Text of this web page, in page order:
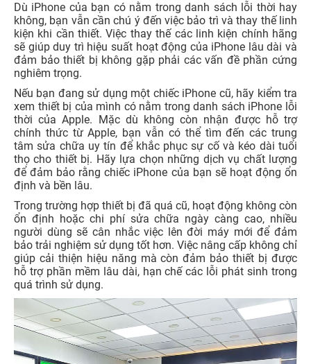
Dù iPhone của bạn có nằm trong danh sách lỗi thời hay
không, bạn vẫn cần chú ý đến việc bảo trì và thay thế linh
kiện khi cần thiết. Việc thay thế các linh kiện chính hãng
sẽ giúp duy trì hiệu suất hoạt động của iPhone lâu dài và
đảm bảo thiết bị không gặp phải các vấn đề phần cứng
nghiêm trọng.
Nếu bạn đang sử dụng một chiếc iPhone cũ, hãy kiểm tra
xem thiết bị của mình có nằm trong danh sách iPhone lỗi
thời của Apple. Mặc dù không còn nhận được hỗ trợ
chính thức từ Apple, bạn vẫn có thể tìm đến các trung
tâm sửa chữa uy tín để khắc phục sự cố và kéo dài tuổi
thọ cho thiết bị. Hãy lựa chọn những dịch vụ chất lượng
để đảm bảo rằng chiếc iPhone của bạn sẽ hoạt động ổn
định và bền lâu.
Trong trường hợp thiết bị đã quá cũ, hoạt động không còn
ổn định hoặc chi phí sửa chữa ngày càng cao, nhiều
người dùng sẽ cân nhắc việc lên đời máy mới để đảm
bảo trải nghiệm sử dụng tốt hơn. Việc nâng cấp không chỉ
giúp cải thiện hiệu năng mà còn đảm bảo thiết bị được
hỗ trợ phần mềm lâu dài, hạn chế các lỗi phát sinh trong
quá trình sử dụng.